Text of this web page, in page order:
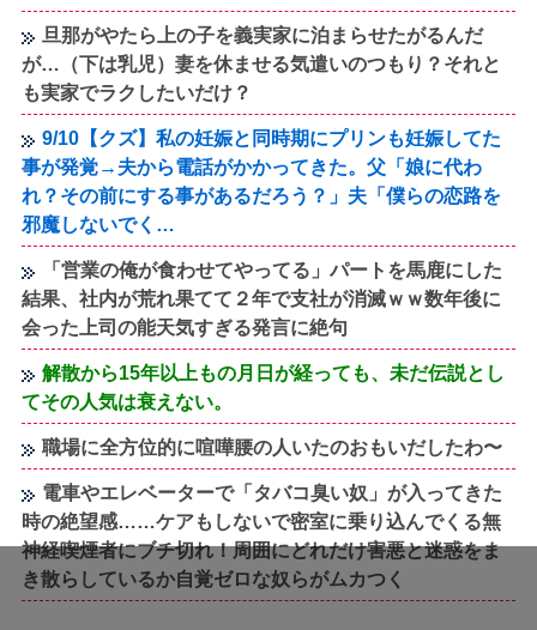
旦那がやたら上の子を義実家に泊まらせたがるんだ
が…（下は乳児）妻を休ませる気遣いのつもり？それと
も実家でラクしたいだけ？
9/10【クズ】私の妊娠と同時期にプリンも妊娠してた
事が発覚→夫から電話がかかってきた。父「娘に代わ
れ？その前にする事があるだろう？」夫「僕らの恋路を
邪魔しないでく…
「営業の俺が食わせてやってる」パートを馬鹿にした
結果、社内が荒れ果てて２年で支社が消滅ｗｗ数年後に
会った上司の能天気すぎる発言に絶句
解散から15年以上もの月日が経っても、未だ伝説とし
てその人気は衰えない。
職場に全方位的に喧嘩腰の人いたのおもいだしたわ〜
電車やエレベーターで「タバコ臭い奴」が入ってきた
時の絶望感……ケアもしないで密室に乗り込んでくる無
神経喫煙者にブチ切れ！周囲にどれだけ害悪と迷惑をま
き散らしているか自覚ゼロな奴らがムカつく